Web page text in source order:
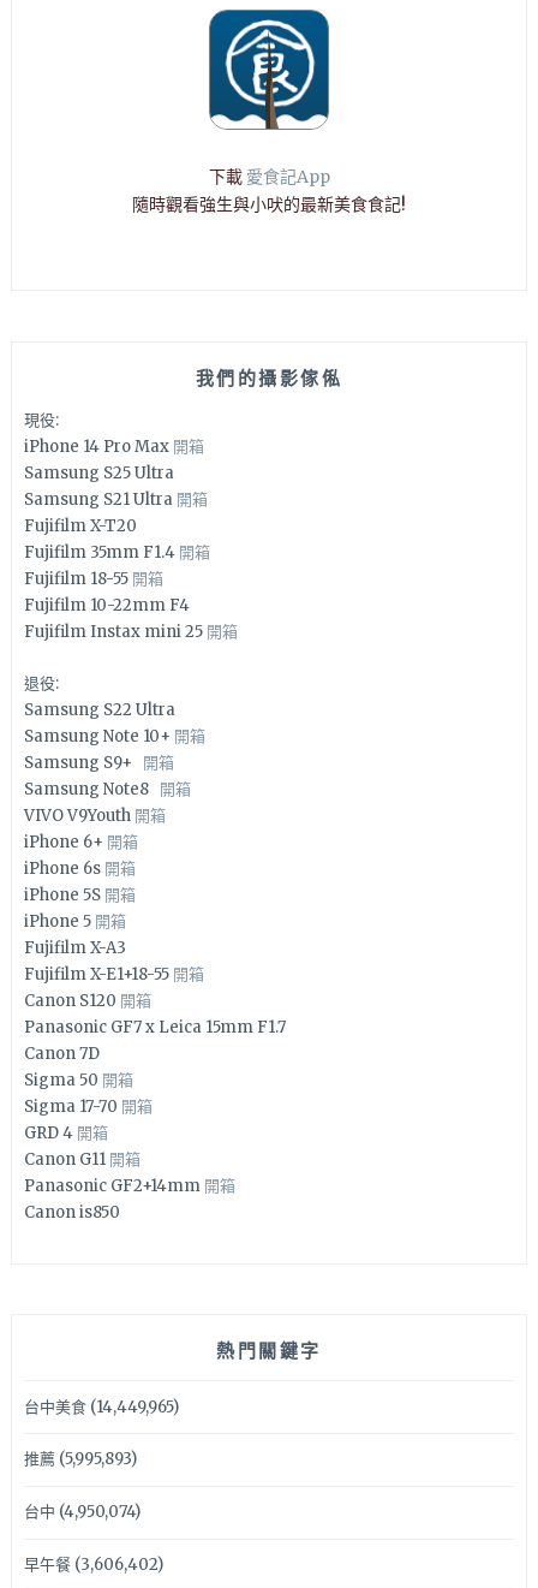
下載 愛食記App
隨時觀看強生與小吠的最新美食食記!
我們的攝影傢俬
現役:
iPhone 14 Pro Max 開箱
Samsung S25 Ultra
Samsung S21 Ultra 開箱
Fujifilm X-T20
Fujifilm 35mm F1.4 開箱
Fujifilm 18-55 開箱
Fujifilm 10-22mm F4
Fujifilm Instax mini 25 開箱
退役:
Samsung S22 Ultra
Samsung Note 10+ 開箱
Samsung S9+ 開箱
Samsung Note8 開箱
VIVO V9Youth 開箱
iPhone 6+ 開箱
iPhone 6s 開箱
iPhone 5S 開箱
iPhone 5 開箱
Fujifilm X-A3
Fujifilm X-E1+18-55 開箱
Canon S120 開箱
Panasonic GF7 x Leica 15mm F1.7
Canon 7D
Sigma 50 開箱
Sigma 17-70 開箱
GRD 4 開箱
Canon G11 開箱
Panasonic GF2+14mm 開箱
Canon is850
熱門關鍵字
台中美食(14,449,965)
推薦(5,995,893)
台中 (4,950,074)
早午餐(3,606,402)